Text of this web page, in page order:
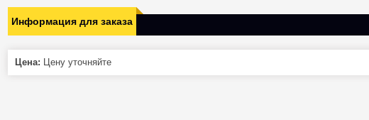
Информация для заказа
Цена: Цену уточняйте